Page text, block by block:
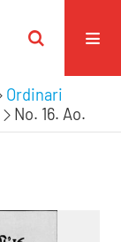
Ordinari
No. 16. Ao.